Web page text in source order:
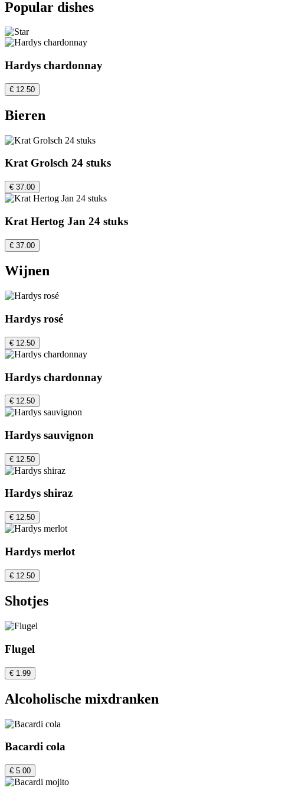
Popular dishes
Hardys chardonnay
€ 12.50
Bieren
Krat Grolsch 24 stuks
€ 37.00
Krat Hertog Jan 24 stuks
€ 37.00
Wijnen
Hardys rosé
€ 12.50
Hardys chardonnay
€ 12.50
Hardys sauvignon
€ 12.50
Hardys shiraz
€ 12.50
Hardys merlot
€ 12.50
Shotjes
Flugel
€ 1.99
Alcoholische mixdranken
Bacardi cola
€ 5.00